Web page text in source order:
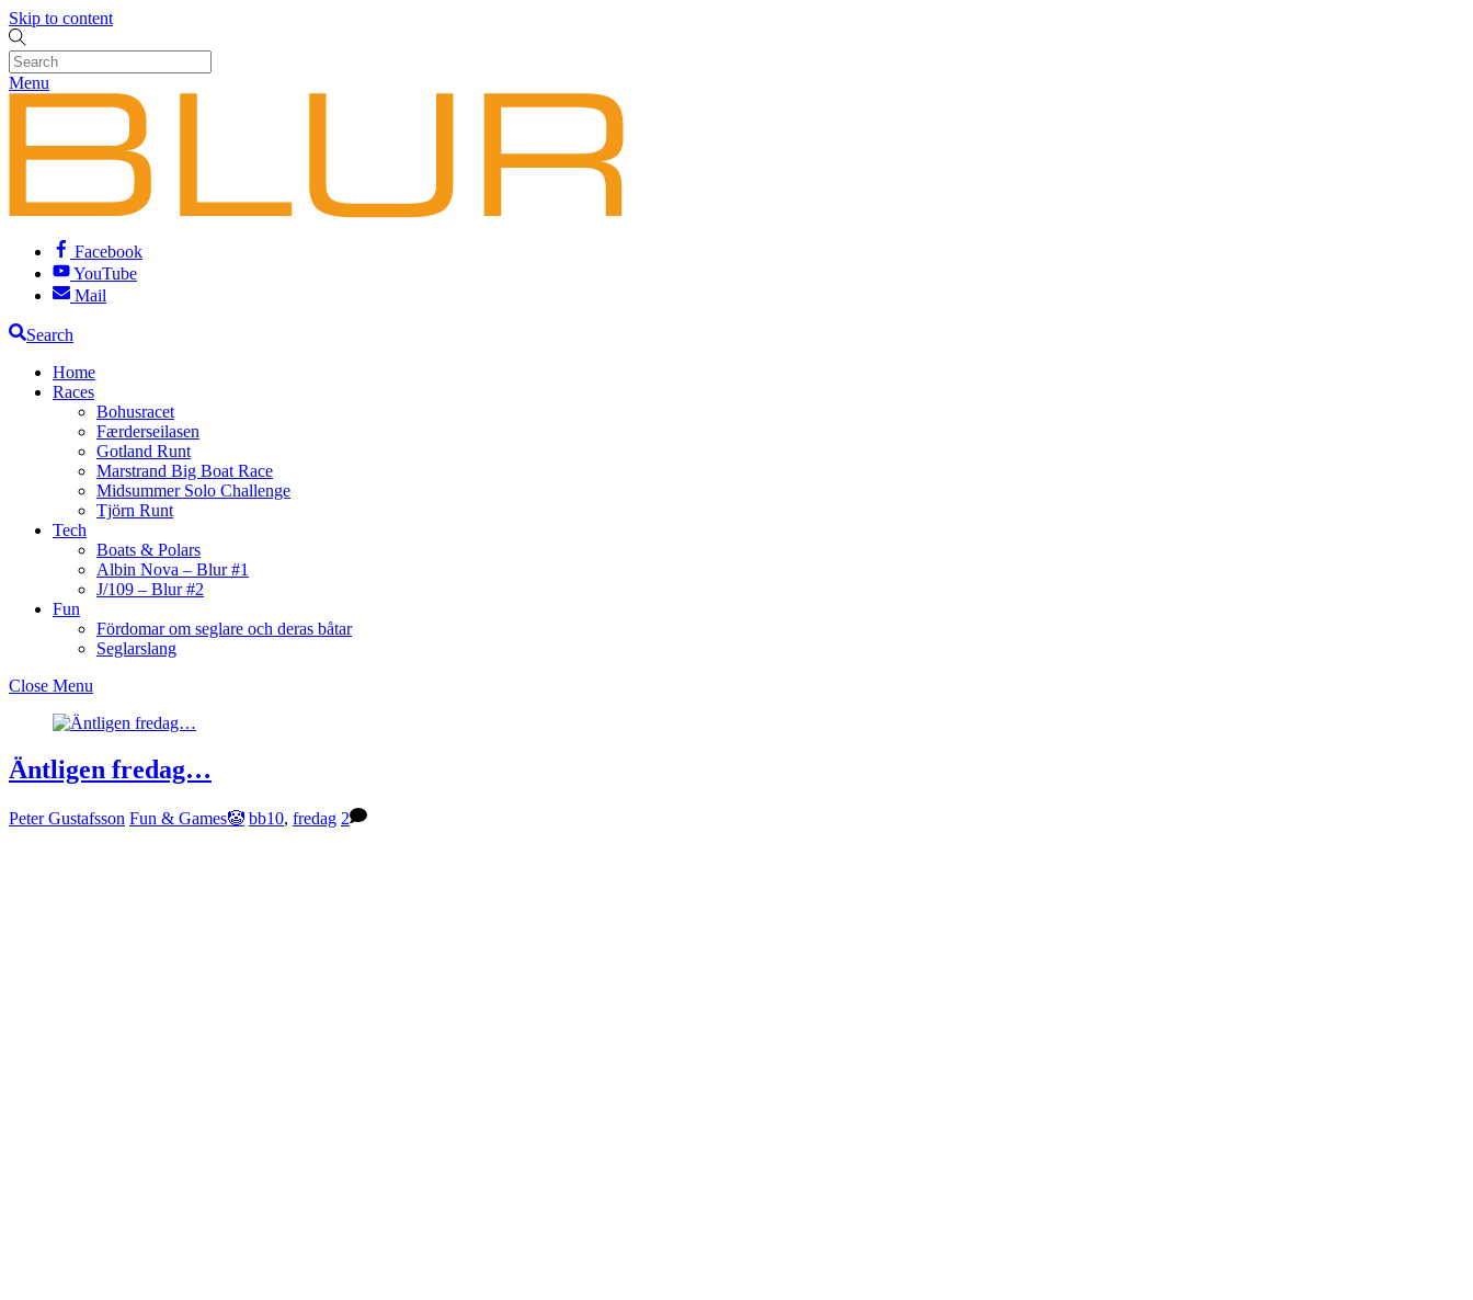
Skip to content
Menu
Facebook
YouTube
Mail
Search
Home
Races
Bohusracet
Færderseilasen
Gotland Runt
Marstrand Big Boat Race
Midsummer Solo Challenge
Tjörn Runt
Tech
Boats & Polars
Albin Nova – Blur #1
J/109 – Blur #2
Fun
Fördomar om seglare och deras båtar
Seglarslang
Close Menu
Äntligen fredag…
Peter Gustafsson Fun & Games🤡 bb10, fredag 2